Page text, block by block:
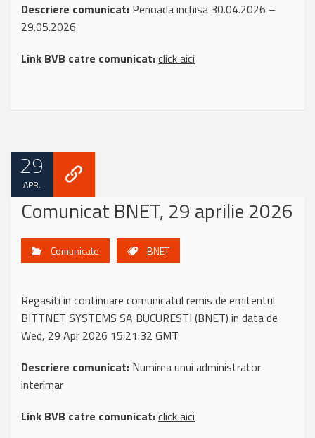
Descriere comunicat: Perioada inchisa 30.04.2026 –
29.05.2026
Link BVB catre comunicat:click aici
29
APR.
Comunicat BNET, 29 aprilie 2026
Comunicate BNET
Regasiti in continuare comunicatul remis de emitentul
BITTNET SYSTEMS SA BUCURESTI (BNET) in data de
Wed, 29 Apr 2026 15:21:32 GMT
Descriere comunicat: Numirea unui administrator
interimar
Link BVB catre comunicat:click aici